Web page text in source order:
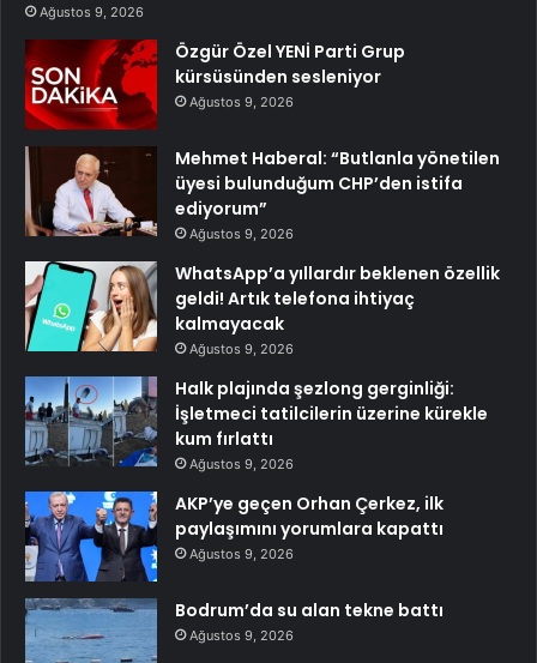
Ağustos 9, 2026
Özgür Özel YENİ Parti Grup
kürsüsünden sesleniyor
Ağustos 9, 2026
Mehmet Haberal: “Butlanla yönetilen
üyesi bulunduğum CHP’den istifa
ediyorum”
Ağustos 9, 2026
WhatsApp’a yıllardır beklenen özellik
geldi! Artık telefona ihtiyaç
kalmayacak
Ağustos 9, 2026
Halk plajında şezlong gerginliği:
İşletmeci tatilcilerin üzerine kürekle
kum fırlattı
Ağustos 9, 2026
AKP’ye geçen Orhan Çerkez, ilk
paylaşımını yorumlara kapattı
Ağustos 9, 2026
Bodrum’da su alan tekne battı
Ağustos 9, 2026